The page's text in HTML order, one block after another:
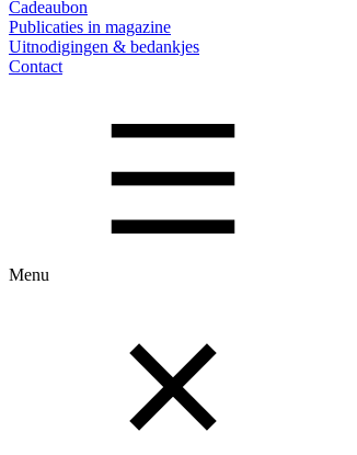
Cadeaubon
Publicaties in magazine
Uitnodigingen & bedankjes
Contact
Menu